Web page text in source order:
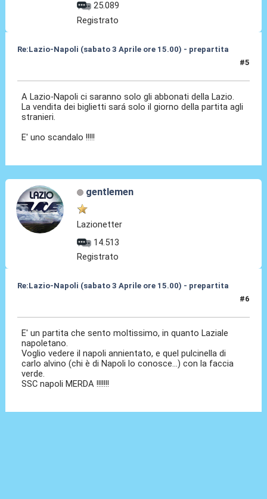
25.089
Registrato
Re:Lazio-Napoli (sabato 3 Aprile ore 15.00) - prepartita
#5
A Lazio-Napoli ci saranno solo gli abbonati della Lazio.
La vendita dei biglietti sará solo il giorno della partita agli
stranieri.
E' uno scandalo !!!!!
gentlemen
Lazionetter
14.513
Registrato
Re:Lazio-Napoli (sabato 3 Aprile ore 15.00) - prepartita
#6
E' un partita che sento moltissimo, in quanto Laziale
napoletano.
Voglio vedere il napoli annientato, e quel pulcinella di
carlo alvino (chi è di Napoli lo conosce...) con la faccia
verde.
SSC napoli MERDA !!!!!!!